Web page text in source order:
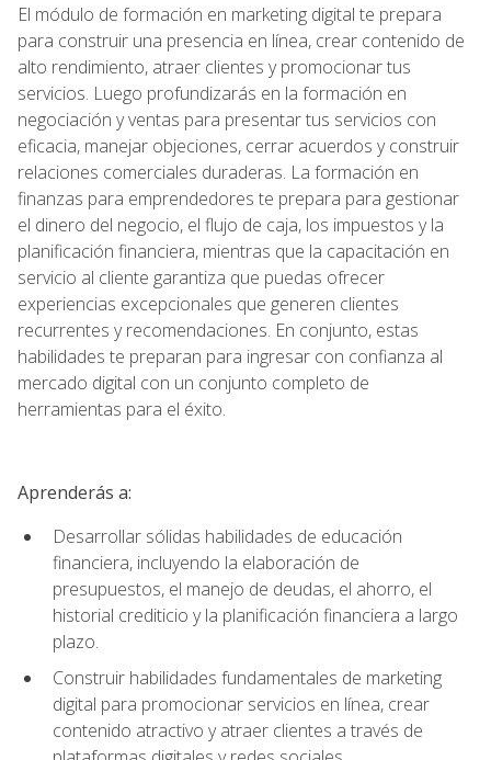
El módulo de formación en marketing digital te prepara
para construir una presencia en línea, crear contenido de
alto rendimiento, atraer clientes y promocionar tus
servicios. Luego profundizarás en la formación en
negociación y ventas para presentar tus servicios con
eficacia, manejar objeciones, cerrar acuerdos y construir
relaciones comerciales duraderas. La formación en
finanzas para emprendedores te prepara para gestionar
el dinero del negocio, el flujo de caja, los impuestos y la
planificación financiera, mientras que la capacitación en
servicio al cliente garantiza que puedas ofrecer
experiencias excepcionales que generen clientes
recurrentes y recomendaciones. En conjunto, estas
habilidades te preparan para ingresar con confianza al
mercado digital con un conjunto completo de
herramientas para el éxito.
Aprenderás a:
Desarrollar sólidas habilidades de educación
financiera, incluyendo la elaboración de
presupuestos, el manejo de deudas, el ahorro, el
historial crediticio y la planificación financiera a largo
plazo.
Construir habilidades fundamentales de marketing
digital para promocionar servicios en línea, crear
contenido atractivo y atraer clientes a través de